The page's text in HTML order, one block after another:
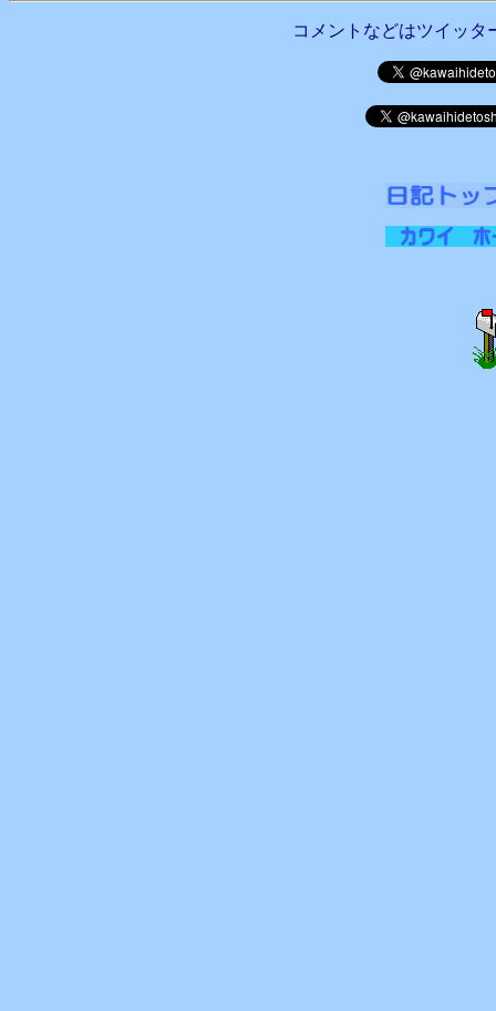
コメントなどはツイッタ